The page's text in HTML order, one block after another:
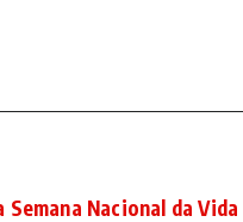
Semana Nacional da